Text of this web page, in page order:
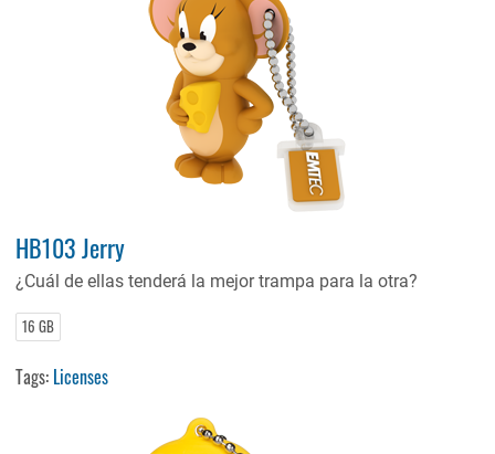
HB103 Jerry
¿Cuál de ellas tenderá la mejor trampa para la otra?
16 GB
Tags: Licenses